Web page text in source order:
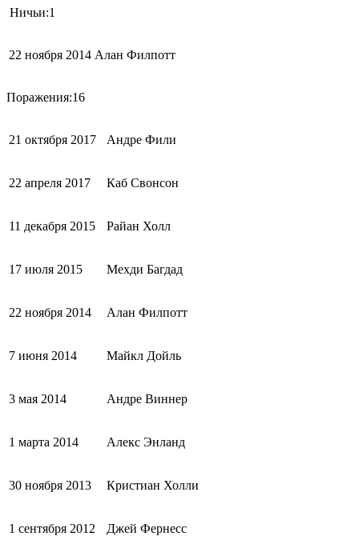
Ничьи:1
22 ноября 2014 Алан Филпотт
Поражения:16
21 октября 2017 Андре Фили
22 апреля 2017 Каб Свонсон
11 декабря 2015 Райан Холл
17 июля 2015 Мехди Багдад
22 ноября 2014 Алан Филпотт
7 июня 2014 Майкл Дойль
3 мая 2014 Андре Виннер
1 марта 2014 Алекс Энланд
30 ноября 2013 Кристиан Холли
1 сентября 2012 Джей Фернесс